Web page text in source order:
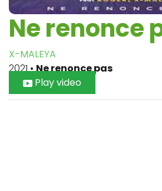
Ne renonce
X-MALEYA
2021•Ne renonce pas
Play video